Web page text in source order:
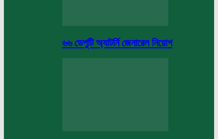
৬৬ ডেপুটি অ্যাটর্নি জেনারেল নিয়োগ